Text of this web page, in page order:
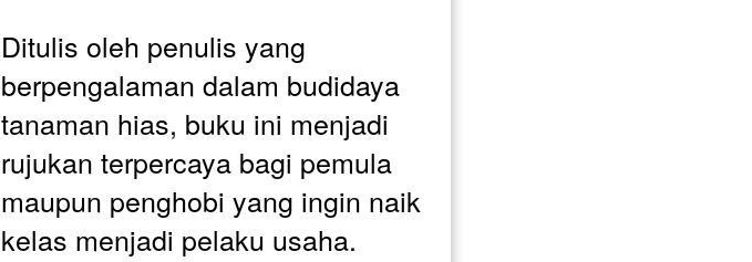
Ditulis oleh penulis yang
berpengalaman dalam budidaya
tanaman hias, buku ini menjadi
rujukan terpercaya bagi pemula
maupun penghobi yang ingin naik
kelas menjadi pelaku usaha.